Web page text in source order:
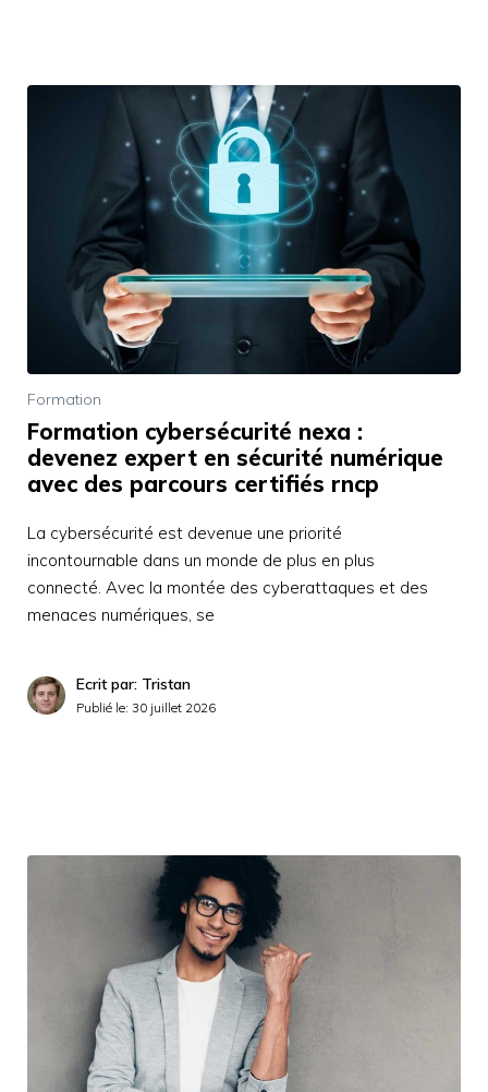
Formation
Formation cybersécurité nexa :
devenez expert en sécurité numérique
avec des parcours certifiés rncp
La cybersécurité est devenue une priorité
incontournable dans un monde de plus en plus
connecté. Avec la montée des cyberattaques et des
menaces numériques, se
Ecrit par: Tristan
Publié le: 30 juillet 2026